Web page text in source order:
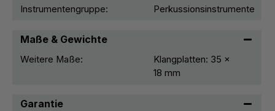
Instrumentengruppe:
Perkussionsinstrumente
Maße & Gewichte
Weitere Maße:
Klangplatten: 35 x
18 mm
Garantie